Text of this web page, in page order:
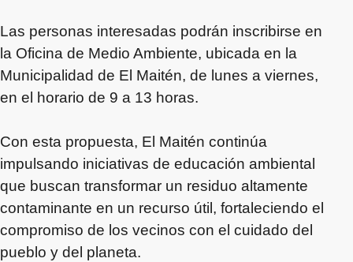
Las personas interesadas podrán inscribirse en
la Oficina de Medio Ambiente, ubicada en la
Municipalidad de El Maitén, de lunes a viernes,
en el horario de 9 a 13 horas.
Con esta propuesta, El Maitén continúa
impulsando iniciativas de educación ambiental
que buscan transformar un residuo altamente
contaminante en un recurso útil, fortaleciendo el
compromiso de los vecinos con el cuidado del
pueblo y del planeta.